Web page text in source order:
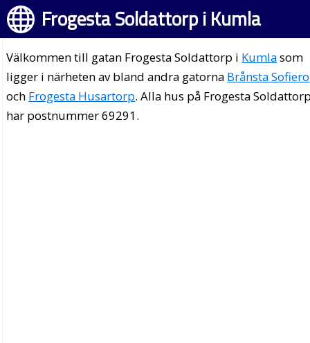
Frogesta Soldattorp i Kumla
Välkommen till gatan Frogesta Soldattorp i Kumlasom
ligger i närheten av bland andra gatorna Brånsta Sofiero
och Frogesta Husartorp. Alla hus på Frogesta
har postnummer 69291.